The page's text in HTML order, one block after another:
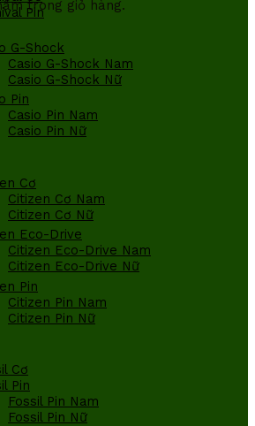
trong giỏ hàng.
Pin
G-Shock
Casio G-Shock Nam
Casio G-Shock Nữ
Pin
Casio Pin Nam
Casio Pin Nữ
Cơ
Citizen Cơ Nam
Citizen Cơ Nữ
Eco-Drive
Citizen Eco-Drive Nam
Citizen Eco-Drive Nữ
Pin
Citizen Pin Nam
Citizen Pin Nữ
Cơ
Pin
Fossil Pin Nam
Fossil Pin Nữ